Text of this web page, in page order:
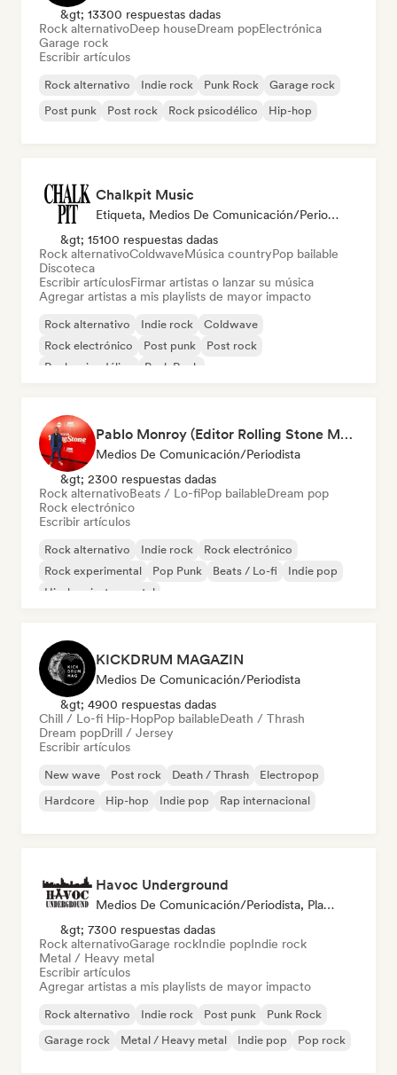
&gt; 13300 respuestas dadas
Rock alternativoDeep houseDream popElectrónica
Garage rock
Escribir artículos
Rock alternativo Indie rock Punk Rock
Garage rock
Post punk
Post rock Rock psicodélico Hip-hop
Chalkpit Music
Etiqueta, Medios De Comunicación/Periodista, Playlist Curator
&gt; 15100 respuestas dadas
Rock alternativoColdwaveMúsica countryPop bailable
Discoteca
Escribir artículosFirmar artistas o lanzar su música
Agregar artistas a mis playlists de mayor impacto
Rock alternativo Indie rock
Coldwave
Rock electrónico
Post punk
Post rock
Rock psicodélico
Punk Rock
Pablo Monroy (Editor Rolling Stone México)
Medios De Comunicación/Periodista
&gt; 2300 respuestas dadas
Rock alternativoBeats / Lo-fiPop bailableDream pop
Rock electrónico
Escribir artículos
Rock alternativo Indie rock
Rock electrónico
Rock experimental
Pop Punk Beats / Lo-fi
Indie pop
Hip-hop instrumental
KICKDRUM MAGAZIN
Medios De Comunicación/Periodista
&gt; 4900 respuestas dadas
Chill / Lo-fi Hip-HopPop bailableDeath / Thrash
Dream popDrill / Jersey
Escribir artículos
New wave Post rock Death / Thrash
Electropop
Hardcore
Hip-hop Indie pop Rap internacional
Havoc Underground
Medios De Comunicación/Periodista, Playlist Curator
&gt; 7300 respuestas dadas
Rock alternativoGarage rockIndie popIndie rock
Metal / Heavy metal
Escribir artículos
Agregar artistas a mis playlists de mayor impacto
Rock alternativo Indie rock Post punk
Punk Rock
Garage rock
Metal / Heavy metal Indie pop Pop rock